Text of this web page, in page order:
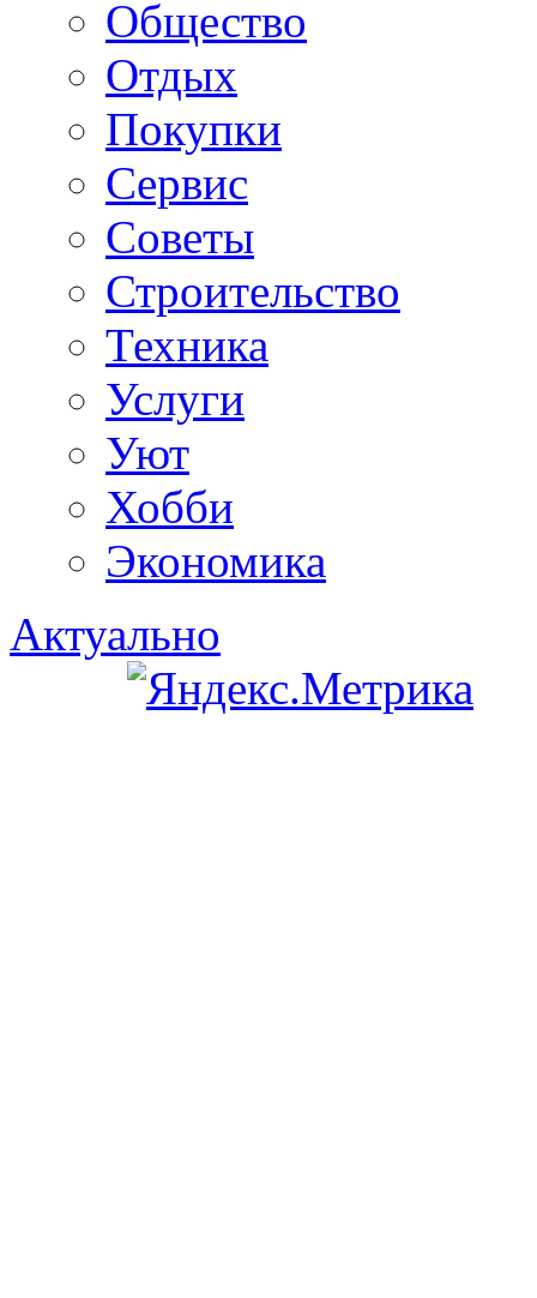
Общество
Отдых
Покупки
Сервис
Советы
Строительство
Техника
Услуги
Уют
Хобби
Экономика
Актуально